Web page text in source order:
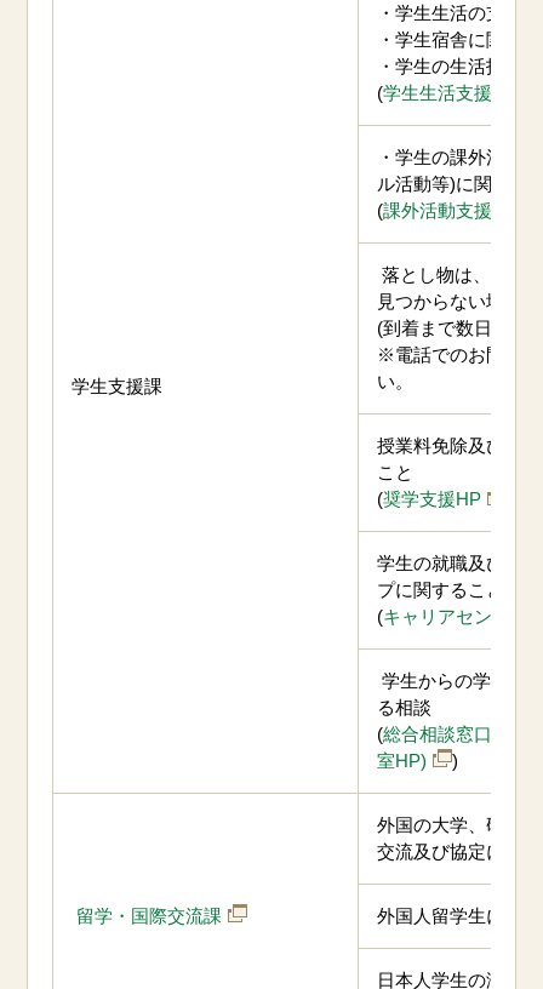
学生支援課
・学生生活の支援
・学生宿舎に関す
・学生の生活指導
(学生生活支援HP
・学生の課外活動(
ル活動等)に関する
(課外活動支援HP
落とし物は、まず
見つからない場合
(到着まで数日かか
※電話でのお問い
い。
授業料免除及び奨
こと
(奨学支援HP
学生の就職及びイ
プに関すること
(キャリアセンター
学生からの学生生
る相談
(総合相談窓口(旧
室HP)
)
留学・国際交流課
外国の大学、研究
交流及び協定に関
外国人留学生に関
日本人学生の海外